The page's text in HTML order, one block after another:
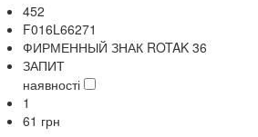
452
F016L66271
ФИРМЕННЫЙ ЗНАК ROTAK 36
ЗАПИТ
наявності
1
61 грн